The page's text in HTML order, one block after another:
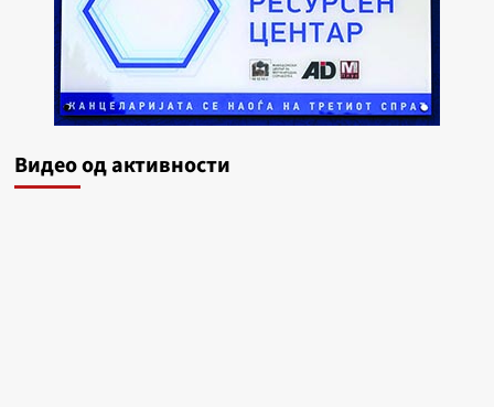
Видеo од активности